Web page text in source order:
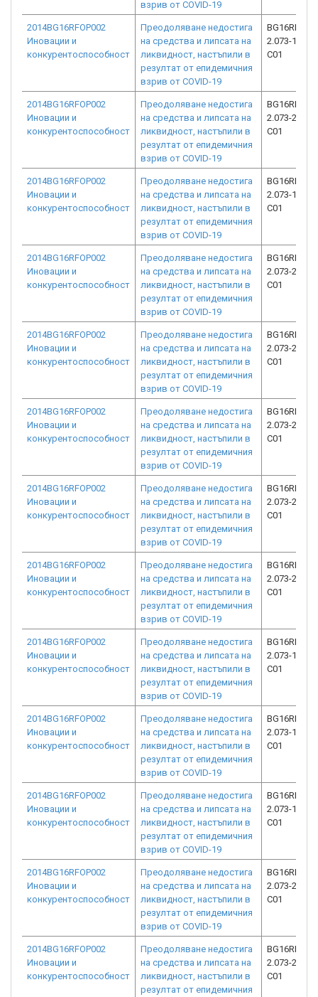
взрив от COVID-19
2014BG16RFOP002
Иновации и
конкурентоспособност
Преодоляване недостига
на средства и липсата на
ликвидност, настъпили в
резултат от епидемичния
взрив от COVID-19
2.073-
C01
2014BG16RFOP002
Иновации и
конкурентоспособност
Преодоляване недостига
на средства и липсата на
ликвидност, настъпили в
резултат от епидемичния
взрив от COVID-19
2.073-
C01
2014BG16RFOP002
Иновации и
конкурентоспособност
Преодоляване недостига
на средства и липсата на
ликвидност, настъпили в
резултат от епидемичния
взрив от COVID-19
2.073-
C01
2014BG16RFOP002
Иновации и
конкурентоспособност
Преодоляване недостига
на средства и липсата на
ликвидност, настъпили в
резултат от епидемичния
взрив от COVID-19
2.073-
C01
2014BG16RFOP002
Иновации и
конкурентоспособност
Преодоляване недостига
на средства и липсата на
ликвидност, настъпили в
резултат от епидемичния
взрив от COVID-19
2.073-
C01
2014BG16RFOP002
Иновации и
конкурентоспособност
Преодоляване недостига
на средства и липсата на
ликвидност, настъпили в
резултат от епидемичния
взрив от COVID-19
2.073-
C01
2014BG16RFOP002
Иновации и
конкурентоспособност
Преодоляване недостига
на средства и липсата на
ликвидност, настъпили в
резултат от епидемичния
взрив от COVID-19
2.073-
C01
2014BG16RFOP002
Иновации и
конкурентоспособност
Преодоляване недостига
на средства и липсата на
ликвидност, настъпили в
резултат от епидемичния
взрив от COVID-19
2.073-
C01
2014BG16RFOP002
Иновации и
конкурентоспособност
Преодоляване недостига
на средства и липсата на
ликвидност, настъпили в
резултат от епидемичния
взрив от COVID-19
2.073-
C01
2014BG16RFOP002
Иновации и
конкурентоспособност
Преодоляване недостига
на средства и липсата на
ликвидност, настъпили в
резултат от епидемичния
взрив от COVID-19
2.073-
C01
2014BG16RFOP002
Иновации и
конкурентоспособност
Преодоляване недостига
на средства и липсата на
ликвидност, настъпили в
резултат от епидемичния
взрив от COVID-19
2.073-
C01
2014BG16RFOP002
Иновации и
конкурентоспособност
Преодоляване недостига
на средства и липсата на
ликвидност, настъпили в
резултат от епидемичния
взрив от COVID-19
2.073-
C01
2014BG16RFOP002
Иновации и
конкурентоспособност
Преодоляване недостига
на средства и липсата на
ликвидност, настъпили в
резултат от епидемичния
2.073-
C01